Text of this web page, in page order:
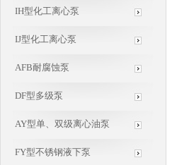
IH型化工离心泵
IJ型化工离心泵
AFB耐腐蚀泵
DF型多级泵
AY型单、双级离心油泵
FY型不锈钢液下泵